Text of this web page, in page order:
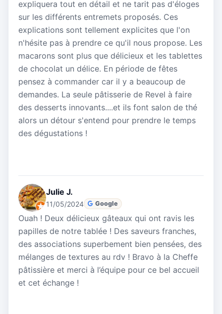
expliquera tout en détail et ne tarit pas d'éloges
sur les différents entremets proposés. Ces
explications sont tellement explicites que l'on
n'hésite pas à prendre ce qu'il nous propose. Les
macarons sont plus que délicieux et les tablettes
de chocolat un délice. En période de fêtes
pensez à commander car il y a beaucoup de
demandes. La seule pâtisserie de Revel à faire
des desserts innovants....et ils font salon de thé
alors un détour s'entend pour prendre le temps
des dégustations !
Julie J.
11/05/2024 Google
Ouah ! Deux délicieux gâteaux qui ont ravis les
papilles de notre tablée ! Des saveurs franches,
des associations superbement bien pensées, des
mélanges de textures au rdv ! Bravo à la Cheffe
pâtissière et merci à l’équipe pour ce bel accueil
et cet échange !